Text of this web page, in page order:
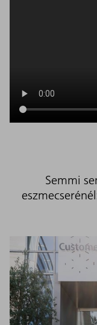
Semmi